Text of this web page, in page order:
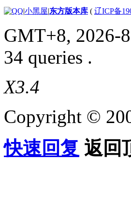
|小黑屋|东方版本库 ( 辽ICP备
GMT+8, 2026-
34 queries .
X3.4
Copyright ©
快速回复 返回